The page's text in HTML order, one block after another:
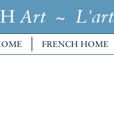
Art~ L'art
FRENCH HOME